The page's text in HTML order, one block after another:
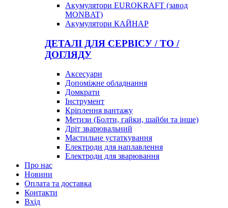
Акумулятори EUROKRAFT (завод
MONBAT)
Акумулятори КАЙНАР
ДЕТАЛІ ДЛЯ СЕРВІСУ / ТО /
ДОГЛЯДУ
Аксесуари
Допоміжне обладнання
Домкрати
Інструмент
Кріплення вантажу
Метизи (Болти, гайки, шайби та інше)
Дріт зварювальний
Мастильне устаткування
Електроди для наплавлення
Електроди для зварювання
Про нас
Новини
Оплата та доставка
Контакти
Вхiд